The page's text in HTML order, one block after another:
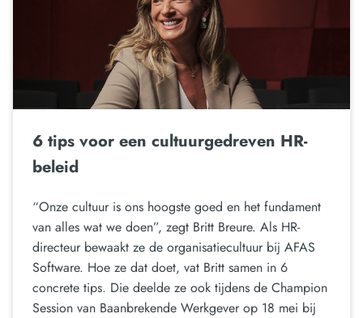
6 tips voor een cultuurgedreven HR-
beleid
“Onze cultuur is ons hoogste goed en het fundament
van alles wat we doen”, zegt Britt Breure. Als HR-
directeur bewaakt ze de organisatiecultuur bij AFAS
Software. Hoe ze dat doet, vat Britt samen in 6
concrete tips. Die deelde ze ook tijdens de Champion
Session van Baanbrekende Werkgever op 18 mei bij